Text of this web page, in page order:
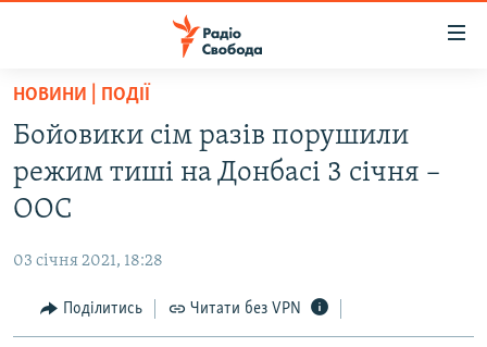
Перейти
основного
матеріалу
Перейти
до
основної
Перейти
до
СТАТТІ
СУСПІЛЬСТВО
РОСІЙСЬКА «ФІЛЬТРАЦІЯ»
ДОНБАС.РЕАЛІЇ
НОВИНИ | ПОДІЇ
Бойовики сім разів порушили
режим тиші на Донбасі 3 січня –
ООС
03 січня 2021, 18:28
Поділитись Читати без VPN